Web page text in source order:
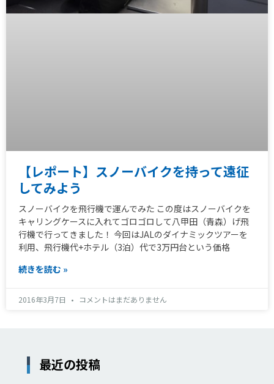
【レポート】スノーバイクを持って遠征
してみよう
スノーバイクを飛行機で運んでみた この度はスノーバイクを
キャリングケースに入れてゴロゴロして八甲田（青森）げ飛
行機で行ってきました！ 今回はJALのダイナミックツアーを
利用、飛行機代+ホテル（3泊）代で3万円台という価格
続きを読む »
2016年3月7日 コメントはまだありません
最近の投稿